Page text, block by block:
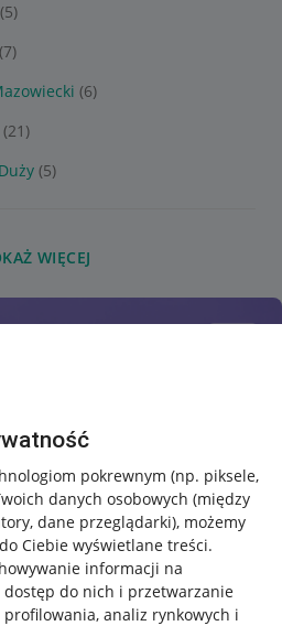
pokrewnym (np. piksele,
danych osobowych (między
dane przeglądarki), możemy
Ciebie wyświetlane treści.
informacji na
do nich i przetwarzanie
analiz rynkowych i
(5)
(7)
(6)
(21)
(5)
WIĘCEJ